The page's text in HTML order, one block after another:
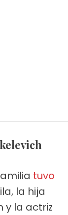
tuvo
la hija
y la actriz